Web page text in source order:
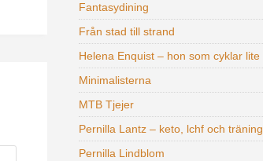
Fantasydining
Från stad till strand
Helena Enquist – hon som cyklar lite
Minimalisterna
MTB Tjejer
Pernilla Lantz – keto, lchf och träning
Pernilla Lindblom